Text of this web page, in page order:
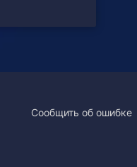
Сообщить об ошибке